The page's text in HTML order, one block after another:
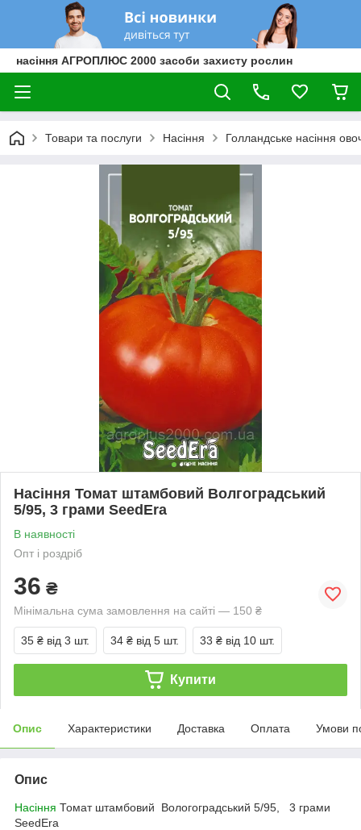
насіння АГРОПЛЮС 2000 засоби захисту рослин
Товари та послуги Насіння Голландське насіння
Насіння Томат штамбовий Волгоградський
5/95, 3 грами SeedEra
В наявності
Опт і роздріб
36 ₴
Мінімальна сума замовлення на сайті — 150 ₴
35 ₴ від 3 шт. 34 ₴ від 5 шт. 33 ₴ від 10 шт.
Купити
Опис Характеристики Доставка Оплата Умови
Опис
Насіння Томат штамбовий Вологоградський 5/95, 3 грами
SeedEra